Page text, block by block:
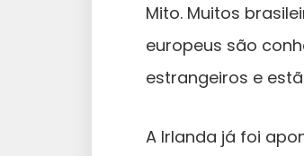
Mito. Muitos
europeus são
estrangeiros e
A Irlanda já foi